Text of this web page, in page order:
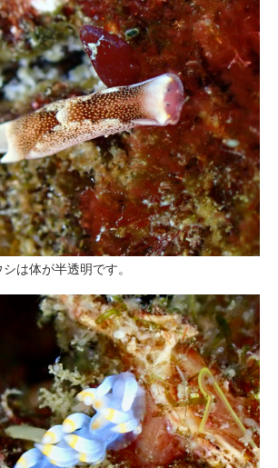
は体が半透明です。